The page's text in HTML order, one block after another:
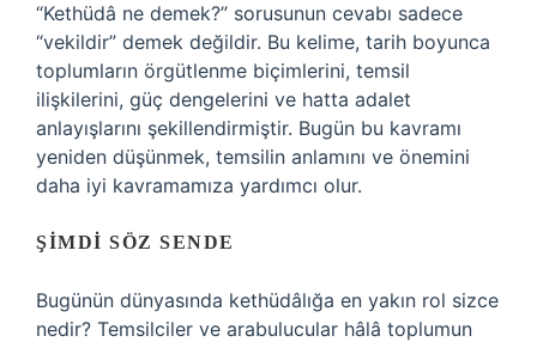
“Kethüdâ ne demek?” sorusunun cevabı sadece
“vekildir” demek değildir. Bu kelime, tarih boyunca
toplumların örgütlenme biçimlerini, temsil
ilişkilerini, güç dengelerini ve hatta adalet
anlayışlarını şekillendirmiştir. Bugün bu kavramı
yeniden düşünmek, temsilin anlamını ve önemini
daha iyi kavramamıza yardımcı olur.
ŞIMDI SÖZ SENDE
Bugünün dünyasında kethüdâlığa en yakın rol sizce
nedir? Temsilciler ve arabulucular hâlâ toplumun